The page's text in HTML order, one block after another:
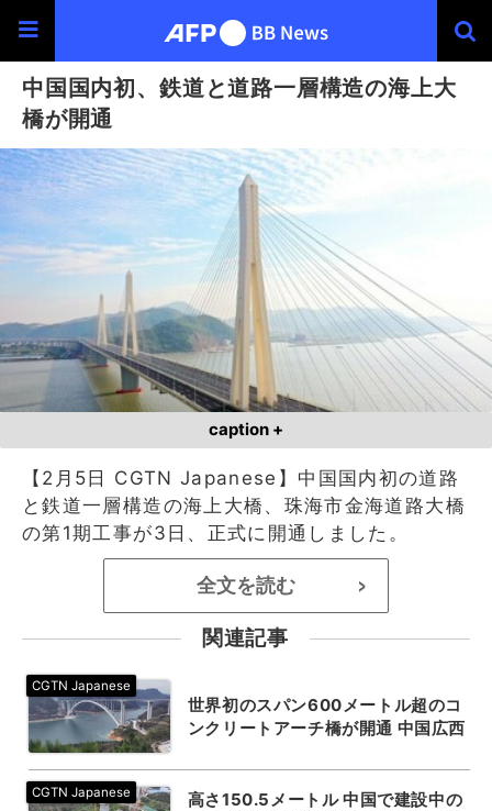
中国国内初、鉄道と道路一層構造の海上大
橋が開通
caption +
【2月5日 CGTN Japanese】中国国内初の道路
と鉄道一層構造の海上大橋、珠海市金海道路大橋
の第1期工事が3日、正式に開通しました。
全文を読む >
関連記事
世界初のスパン600メートル超のコ
ンクリートアーチ橋が開通 中国広西
高さ150.5メートル 中国で建設中の